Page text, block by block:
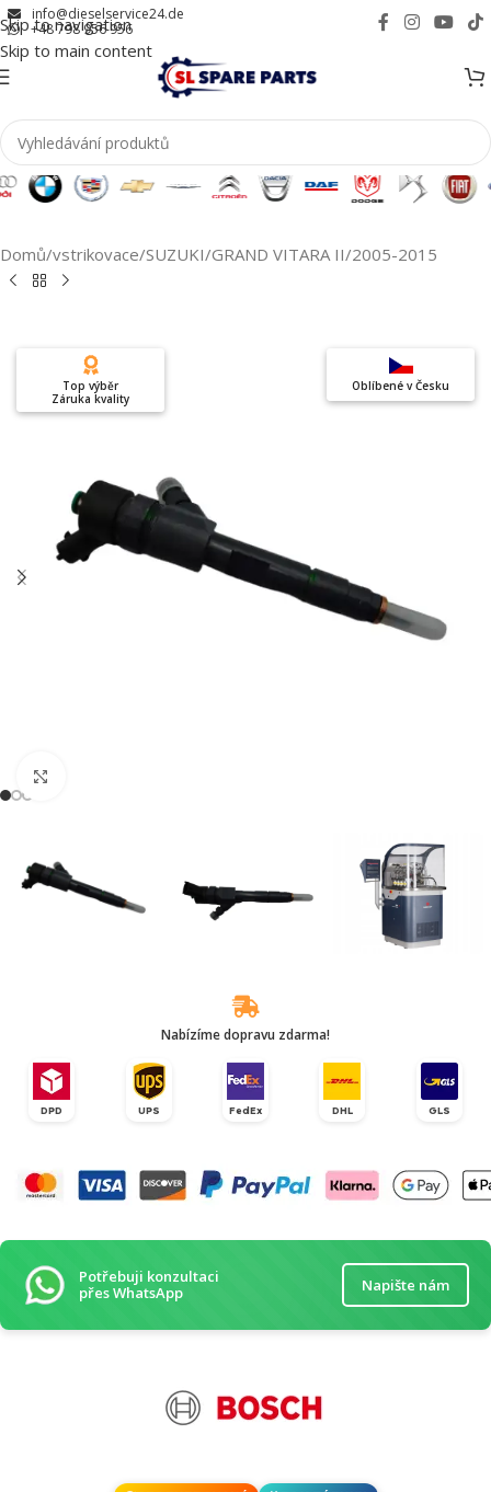
Skip to navigation
Skip to main content
info@dieselservice24.de
+48 798 956 956
Domů/vstrikovace/SUZUKI/GRAND VITARA II/2005-2015
Oblíbené v Česku
Top výběr
Záruka kvality
Nabízíme dopravu zdarma!
DPD UPS FedEx DHL GLS
Potřebuji konzultaci
přes WhatsApp
Napište nám